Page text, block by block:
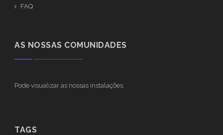
FAQ
AS NOSSAS COMUNIDADES
Pode visualizar as nossas instalações.
TAGS